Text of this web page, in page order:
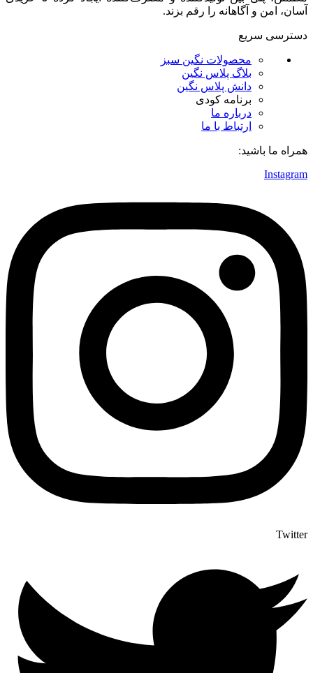
آسان، امن و آگاهانه را رقم بزند.
دسترسی سریع
محصولات نگین سبز
بلاگ پلاس نگین
دانش پلاس نگین
برنامه کودی
درباره ما
ارتباط با ما
همراه ما باشید:
Instagram
Twitter